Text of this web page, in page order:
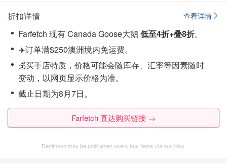
查看详情
折扣详情
Farfetch 现有 Canada Goose大鹅低至4折+叠8折。
✈️订单满$250澳洲境内免运费。
💰买手店特质，价格可能会随库存、汇率等因素随时
变动，以网页显示价格为准。
截止日期为8月7日。
Farfetch 直达购买链接 →
Dealmoon may be paid when users buy items via our links.